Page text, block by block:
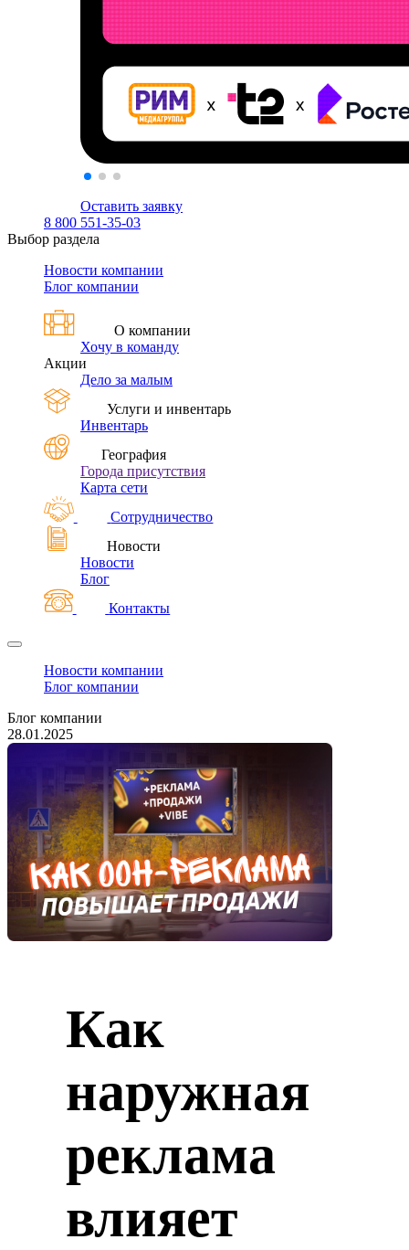
Оставить заявку
8 800 551-35-03
Выбор раздела
Новости компании
Блог компании
О компании
Хочу в команду
Акции
Дело за малым
Услуги и инвентарь
Инвентарь
География
Города присутствия
Карта сети
Сотрудничество
Новости
Новости
Блог
Контакты
Новости компании
Блог компании
Блог компании
28.01.2025
Как
наружная
реклама
влияет